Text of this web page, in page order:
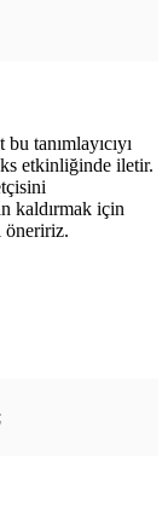
tanımlayıcıyı
etkinliğinde iletir.
kaldırmak için
öneririz.